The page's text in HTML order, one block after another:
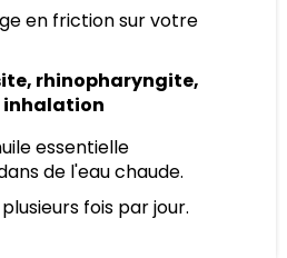
en friction sur votre
rhinopharyngite,
inhalation
essentielle
de l'eau chaude.
fois par jour.